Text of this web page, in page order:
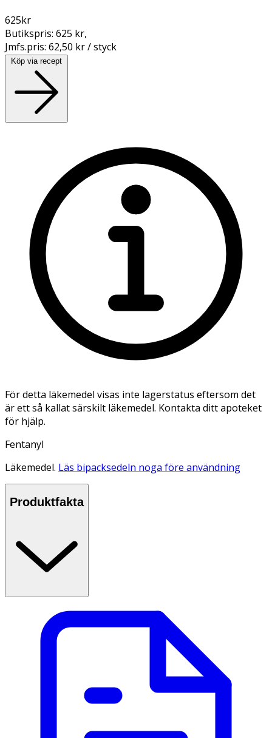
625kr
Butikspris: 625 kr,
Jmfs.pris: 62,50 kr / styck
Köp via recept
För detta läkemedel visas inte lagerstatus eftersom det
är ett så kallat särskilt läkemedel. Kontakta ditt apoteket
för hjälp.
Fentanyl
Läkemedel. Läs bipacksedeln noga före användning
Produktfakta